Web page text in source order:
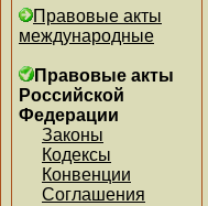
Правовые акты
международные
Правовые акты
Российской
Федерации
Законы
Кодексы
Конвенции
Соглашения